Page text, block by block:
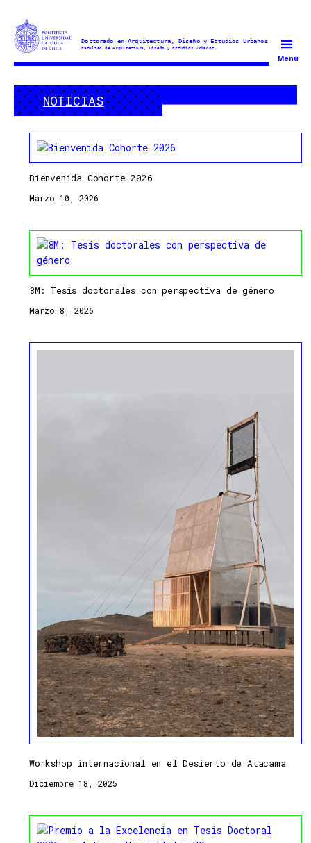
Doctorado
Arquitectura
y
Estudios
Urbanos
Menú
NOTICIAS
Bienvenida Cohorte 2026
Marzo 10, 2026
8M: Tesis doctorales con perspectiva de género
Marzo 8, 2026
Workshop internacional en el Desierto de Atacama
Diciembre 18, 2025